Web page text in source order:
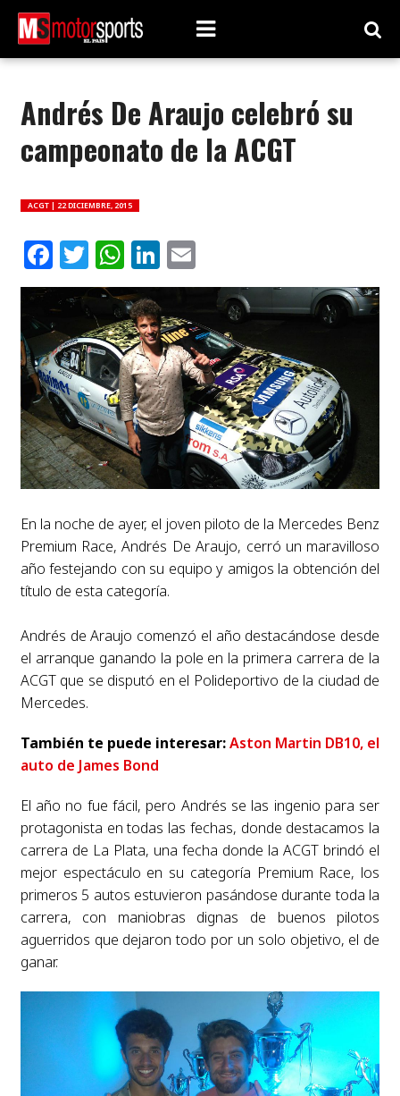
Andrés De Araujo celebró su
campeonato de la ACGT
ACGT | 22 DICIEMBRE, 2015
Facebook
Twitter
WhatsApp
LinkedIn
Email
En la noche de ayer, el joven piloto de la Mercedes Benz
Premium Race, Andrés De Araujo, cerró un maravilloso
año festejando con su equipo y amigos la obtención del
título de esta categoría.
Andrés de Araujo comenzó el año destacándose desde
el arranque ganando la pole en la primera carrera de la
ACGT que se disputó en el Polideportivo de la ciudad de
Mercedes.
También te puede interesar:Aston Martin DB10, el
auto de James Bond
El año no fue fácil, pero Andrés se las ingenio para ser
protagonista en todas las fechas, donde destacamos la
carrera de La Plata, una fecha donde la ACGT brindó el
mejor espectáculo en su categoría Premium Race, los
primeros 5 autos estuvieron pasándose durante toda la
carrera, con maniobras dignas de buenos pilotos
aguerridos que dejaron todo por un solo objetivo, el de
ganar.